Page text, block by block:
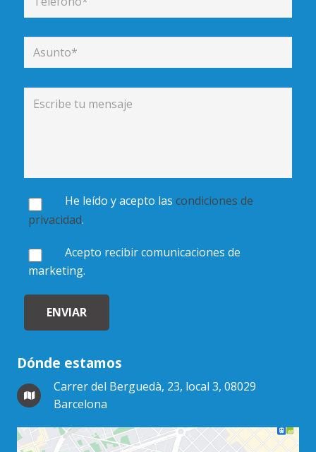
He leído y acepto lascondiciones de
privacidad.
Acepto recibir comunicaciones de
marketing.
Dónde estamos
Carrer del Berguedà, 23, local 3, 08029
Barcelona